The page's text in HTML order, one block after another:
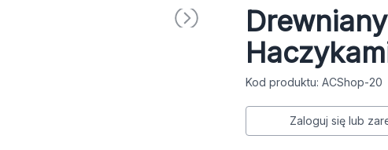
Kod produktu: ACShop-20
Zaloguj się lub